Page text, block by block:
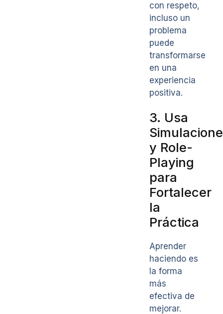
con respeto,
incluso un
problema
puede
transformarse
en una
experiencia
positiva.
3. Usa
y Role-
Playing
para
Fortalecer
la
Práctica
Aprender
haciendo es
la forma
más
efectiva de
mejorar.